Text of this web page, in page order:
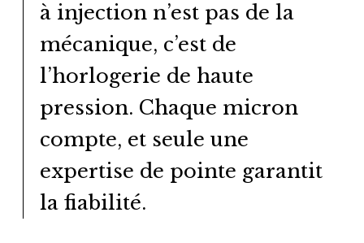
à injection n’est pas de la
mécanique, c’est de
l’horlogerie de haute
pression. Chaque micron
compte, et seule une
expertise de pointe garantit
la fiabilité.